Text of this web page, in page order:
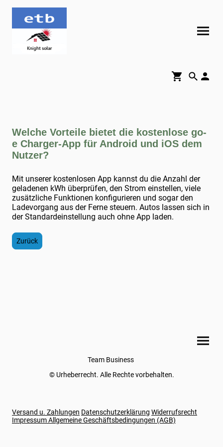
Welche Vorteile bietet die kostenlose go-
e Charger-App für Android und iOS dem
Nutzer?
Mit unserer kostenlosen App kannst du die Anzahl der
geladenen kWh überprüfen, den Strom einstellen, viele
zusätzliche Funktionen konfigurieren und sogar den
Ladevorgang aus der Ferne steuern. Autos lassen sich in
der Standardeinstellung auch ohne App laden.
Zurück
Team Business
© Urheberrecht. Alle Rechte vorbehalten.
Versand u. Zahlungen Datenschutzerklärung Widerrufsrecht
ImpressumAllgemeine Geschäftsbedingungen (AGB)